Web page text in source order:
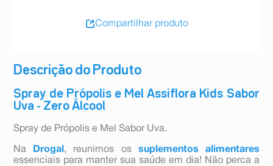
Descrição do Produto
Spray de Própolis e Mel Assiflora Kids Sabor
Uva - Zero Álcool
Spray de Própolis e Mel Sabor Uva.
Na Drogal , reunimos os suplementos alimentares
essenciais para manter sua saúde em dia! Não perca a
Compartilhar produto